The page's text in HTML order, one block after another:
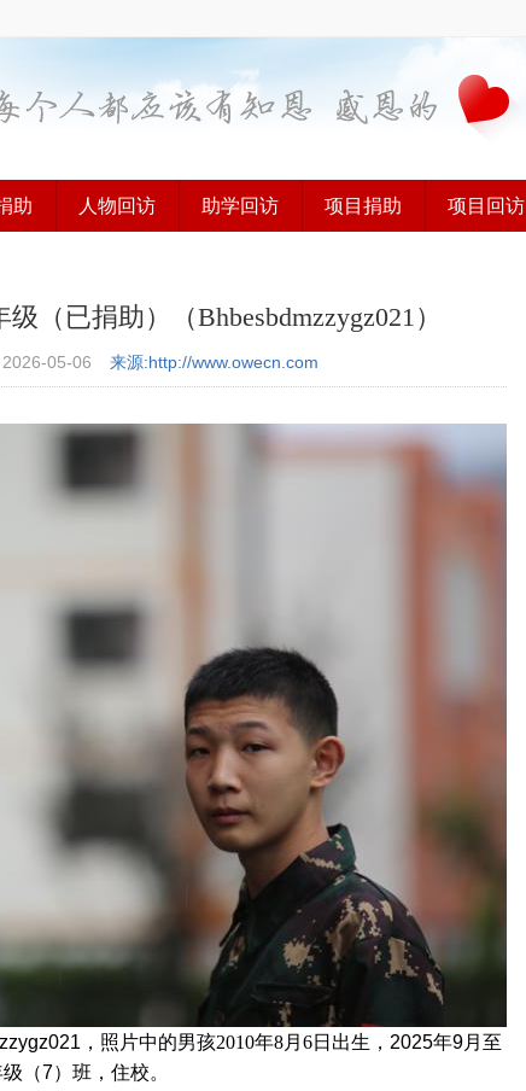
助 人物回访 助学回访 项目捐助 项目回访
（已捐助）（Bhbesbdmzzygz021）
2026-05-06 来源:http://www.owecn.com
，照片中的男孩2010年8月6日 出生， 2025年9月至
（7）班 ，住校。